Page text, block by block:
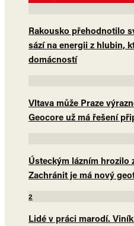
Rakousko přehodnotilo
sází na energii z hlubin,
domácností
Vltava může Praze
Geocore už má řešení
Ústeckým lázním
Zachránit je má nový
2
Lidé v práci marodí.